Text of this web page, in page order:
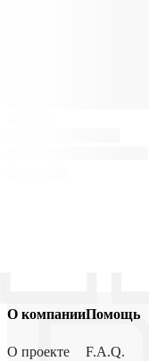
О компании
О проекте
Помощь
F.A.Q.